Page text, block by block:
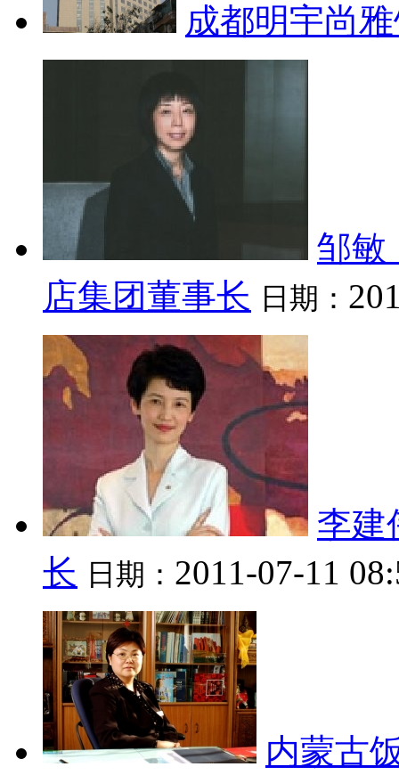
成都明宇尚
邹敏
店集团董事长 日期：
李建
长 日期： 2011-07-11
内蒙古